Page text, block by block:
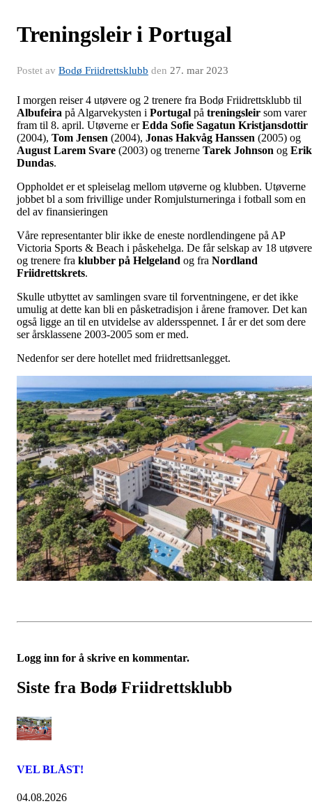
Treningsleir i Portugal
Postet av Bodø Friidrettsklubb den 27. mar 2023
I morgen reiser 4 utøvere og 2 trenere fra Bodø Friidrettsklubb til
Albufeira på Algarvekysten i Portugal på treningsleir som varer
fram til 8. april. Utøverne erEdda Sofie Sagatun Kristjansdottir
(2004), Tom Jensen (2004), Jonas Hakvåg Hanssen (2005) og
August Larem Svare (2003) og trenerne Tarek Johnson og Erik
Dundas.
Oppholdet er et spleiselag mellom utøverne og klubben. Utøverne
jobbet bl a som frivillige under Romjulsturneringa i fotball som en
del av finansieringen
Våre representanter blir ikke de eneste nordlendingene på AP
Victoria Sports & Beach i påskehelga. De får selskap av 18 utøvere
og trenere fra klubber på Helgeland og fra Nordland
Friidrettskrets.
Skulle utbyttet av samlingen svare til forventningene, er det ikke
umulig at dette kan bli en påsketradisjon i årene framover. Det kan
også ligge an til en utvidelse av aldersspennet. I år er det som dere
ser årsklassene 2003-2005 som er med.
Nedenfor ser dere hotellet med friidrettsanlegget.
Logg inn for å skrive en kommentar.
Siste fra Bodø Friidrettsklubb
VEL BLÅST!
04.08.2026